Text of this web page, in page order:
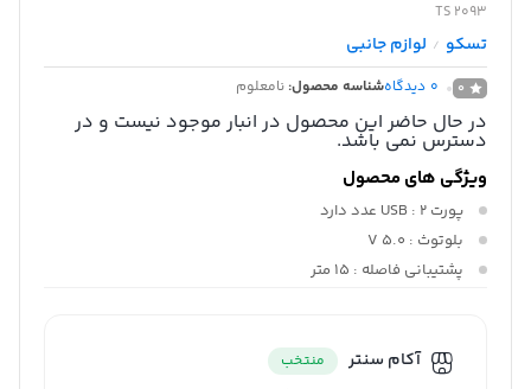
TS 2093
تسکو / لوازم جانبی
0
0 دیدگاهشناسه محصول: نامعلوم
در حال حاضر این محصول در انبار موجود نیست و در
دسترس نمی باشد.
ویژگی های محصول
پورت USB : 2 عدد دارد
بلوتوث : V 5.0
پشتیبانی فاصله : 15 متر
آکام سنتر
منتخب